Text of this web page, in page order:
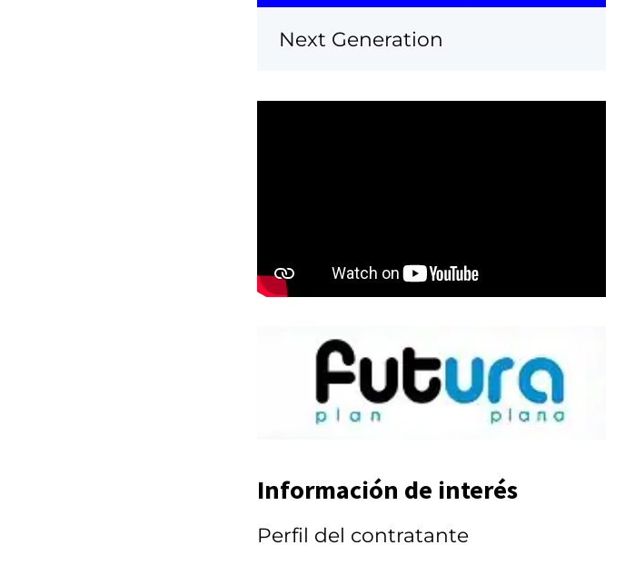
Next Generation
Información de interés
Perfil del contratante